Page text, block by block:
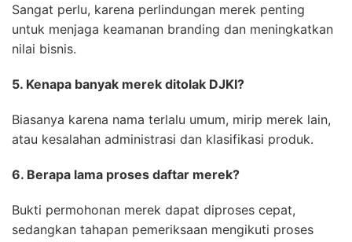
Sangat perlu, karena perlindungan merek penting
untuk menjaga keamanan branding dan meningkatkan
nilai bisnis.
5. Kenapa banyak merek ditolak DJKI?
Biasanya karena nama terlalu umum, mirip merek lain,
atau kesalahan administrasi dan klasifikasi produk.
6. Berapa lama proses daftar merek?
Bukti permohonan merek dapat diproses cepat,
sedangkan tahapan pemeriksaan mengikuti proses